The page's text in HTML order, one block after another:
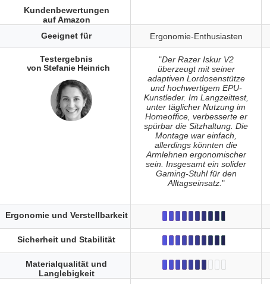
Ergonomie-Enthusiasten
"Der Razer Iskur V2
überzeugt mit seiner
adaptiven Lordosenstütze
und hochwertigem EPU-
Kunstleder. Im Langzeittest,
unter täglicher Nutzung im
Homeoffice, verbesserte er
spürbar die Sitzhaltung. Die
Montage war einfach,
allerdings könnten die
Armlehnen ergonomischer
sein. Insgesamt ein solider
Gaming-Stuhl für den
Alltagseinsatz. "
Kundenbewertungen
auf Amazon
Geeignet für
Testergebnis
von Stefanie Heinrich
Ergonomie und Verstellbarkeit
Sicherheit und Stabilität
Materialqualität und
Langlebigkeit